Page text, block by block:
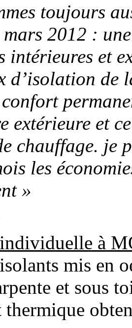
toujours
mars 2012 :
intérieures et
d’isolation de
extérieure et
chauffage. je
les
»
à
mis en
et sous